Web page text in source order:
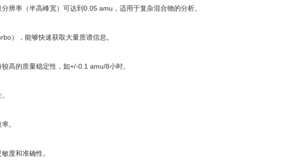
辨率（半高峰宽）可达到0.05 amu，适用于复杂混合物的分析。
），能够快速获取大量质谱信息。
高的质量稳定性，如+/-0.1 amu/8小时。
。
度和准确性。